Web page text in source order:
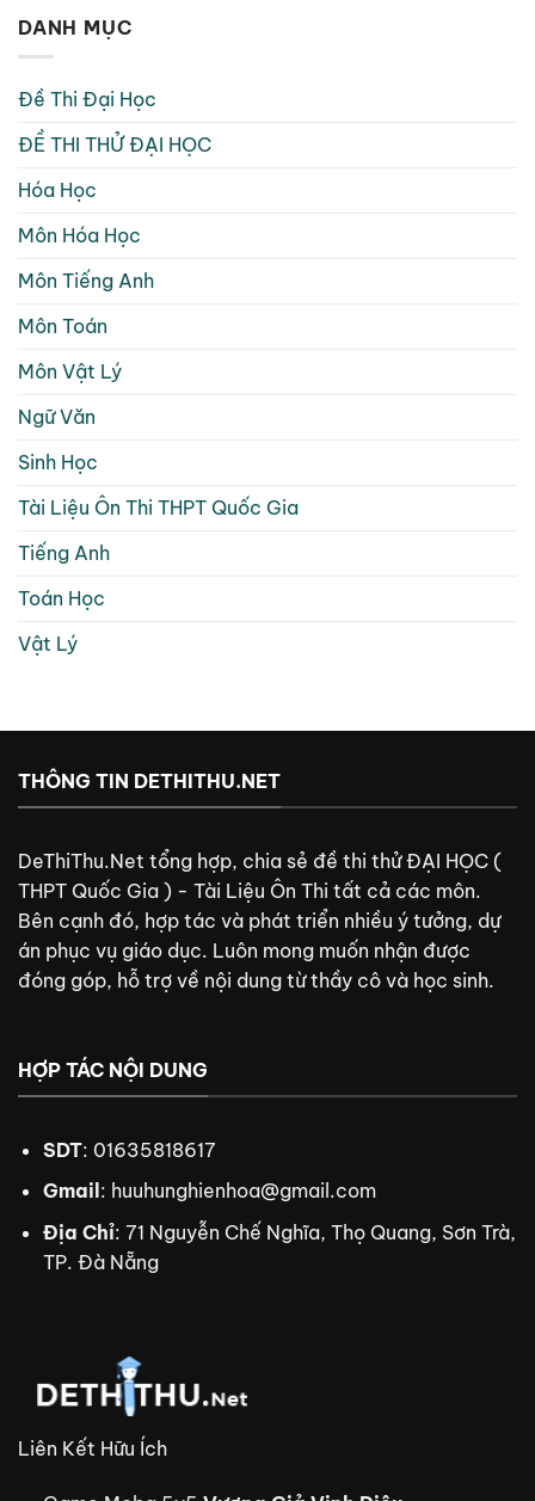
DANH MỤC
Đề Thi Đại Học
ĐỀ THI THỬ ĐẠI HỌC
Hóa Học
Môn Hóa Học
Môn Tiếng Anh
Môn Toán
Môn Vật Lý
Ngữ Văn
Sinh Học
Tài Liệu Ôn Thi THPT Quốc Gia
Tiếng Anh
Toán Học
Vật Lý
THÔNG TIN DETHITHU.NET
DeThiThu.Net tổng hợp, chia sẻ đề thi thử ĐẠI HỌC (
THPT Quốc Gia ) - Tài Liệu Ôn Thi tất cả các môn.
Bên cạnh đó, hợp tác và phát triển nhiều ý tưởng, dự
án phục vụ giáo dục. Luôn mong muốn nhận được
đóng góp, hỗ trợ về nội dung từ thầy cô và học sinh.
HỢP TÁC NỘI DUNG
SDT: 01635818617
Gmail : huuhunghienhoa@gmail.com
Địa Chỉ: 71 Nguyễn Chế Nghĩa, Thọ Quang, Sơn Trà,
TP. Đà Nẵng
Liên Kết Hữu Ích